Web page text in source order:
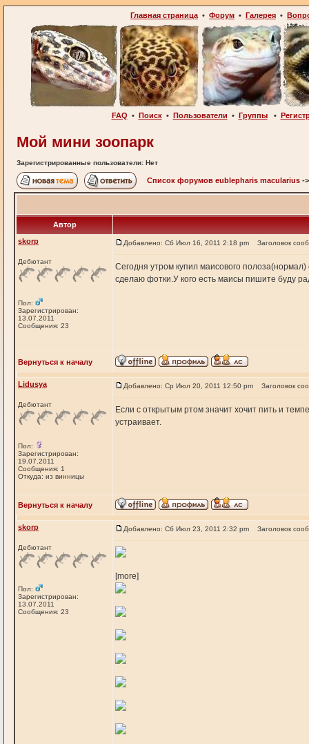
Главная страница • Форум • Галерея •
FAQ • Поиск• Пользователи • Группы•
Мой мини зоопарк
Зарегистрированные пользователи: Нет
Список форумов eublepharis macularius -
Автор
skorp
Дебютант
Пол:
Зарегистрирован:
13.07.2011
Сообщения: 23
Добавлено: Сб Июл 16, 2011 2:18 pm Заголовок
Сегодня утром купил маисового
сделаю фотки.У кого есть маисы пишите буду
Вернуться к началу
Lidusya
Дебютант
Пол:
Зарегистрирован:
19.07.2011
Сообщения: 1
Откуда: из винницы
Добавлено: Ср Июл 20, 2011 12:50 pm Заголовок
Если с открытым ртом значит хочит пить и
устраивает.
Вернуться к началу
skorp
Дебютант
Пол:
Зарегистрирован:
13.07.2011
Сообщения: 23
Добавлено: Сб Июл 23, 2011 2:32 pm Заголовок
[more]